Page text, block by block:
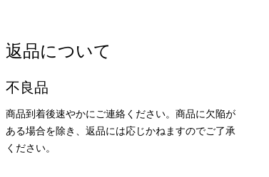
返品について
不良品
商品到着後速やかにご連絡ください。商品に欠陥が
ある場合を除き、返品には応じかねますのでご了承
ください。